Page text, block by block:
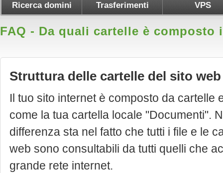
Ricerca domini Trasferimenti VPS
FAQ - Da quali cartelle è
Struttura delle cartelle del sito web
Il tuo sito internet è composto da cartelle
come la tua cartella locale "Documenti".
differenza sta nel fatto che tutti i file e le
web sono consultabili da tutti quelli che
grande rete internet.